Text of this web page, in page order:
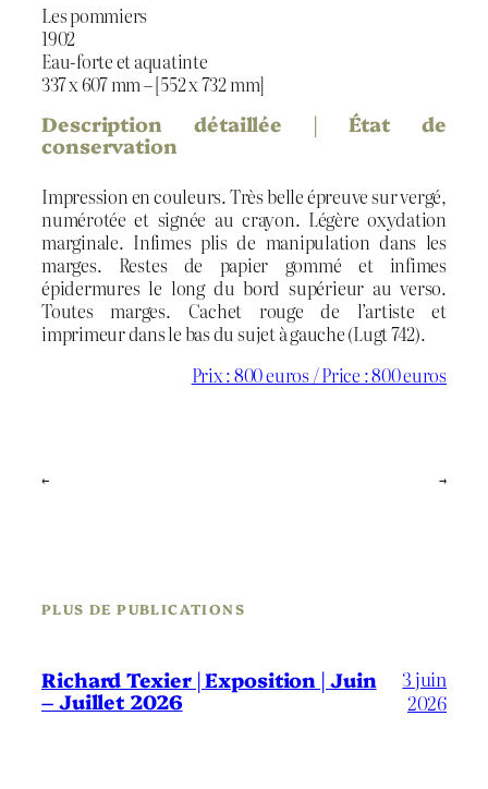
Les pommiers
1902
Eau-forte et aquatinte
337 x 607 mm – [552 x 732 mm]
Description détaillée | État de
conservation
Impression en couleurs. Très belle épreuve sur vergé,
numérotée et signée au crayon. Légère oxydation
marginale. Infimes plis de manipulation dans les
marges. Restes de papier gommé et infimes
épidermures le long du bord supérieur au verso.
Toutes marges. Cachet rouge de l’artiste et
imprimeur dans le bas du sujet à gauche (Lugt 742).
Prix : 800 euros / Price : 800 euros
← →
PLUS DE PUBLICATIONS
Richard Texier | Exposition | Juin
– Juillet 2026
3 juin
2026